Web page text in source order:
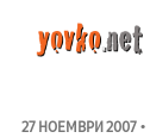
27 НОЕМВРИ 2007